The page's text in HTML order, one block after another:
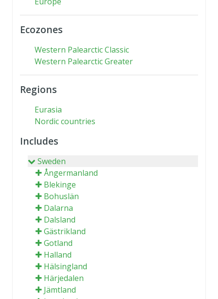
Ecozones
Western Palearctic Classic
Western Palearctic Greater
Regions
Eurasia
Nordic countries
Includes
Sweden
Ångermanland
Blekinge
Bohuslän
Dalarna
Dalsland
Gästrikland
Gotland
Halland
Hälsingland
Härjedalen
Jämtland